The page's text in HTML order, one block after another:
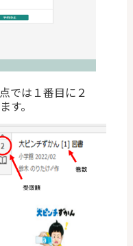
では１番目に２
す。